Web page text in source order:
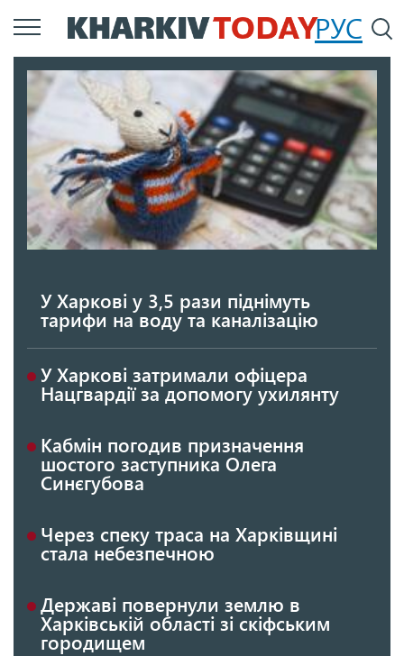
Перейти
до
вмісту
РУС
У Харкові у 3,5 рази піднімуть
тарифи на воду та каналізацію
У Харкові затримали офіцера
Нацгвардії за допомогу ухилянту
Кабмін погодив призначення
шостого заступника Олега
Синєгубова
Через спеку траса на Харківщині
стала небезпечною
Державі повернули землю в
Харківській області зі скіфським
городищем